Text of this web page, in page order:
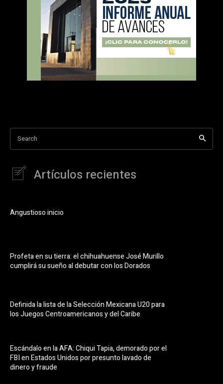
Search
Artículos recientes
Angustioso inicio
Profeta en su tierra: el chihuahuense José Murillo
cumplirá su sueño al debutar con los Dorados
Definida la lista de la Selección Mexicana U20 para
los Juegos Centroamericanos y del Caribe
Escándalo en la AFA: Chiqui Tapia, demorado por el
FBI en Estados Unidos por presunto lavado de
dinero y fraude